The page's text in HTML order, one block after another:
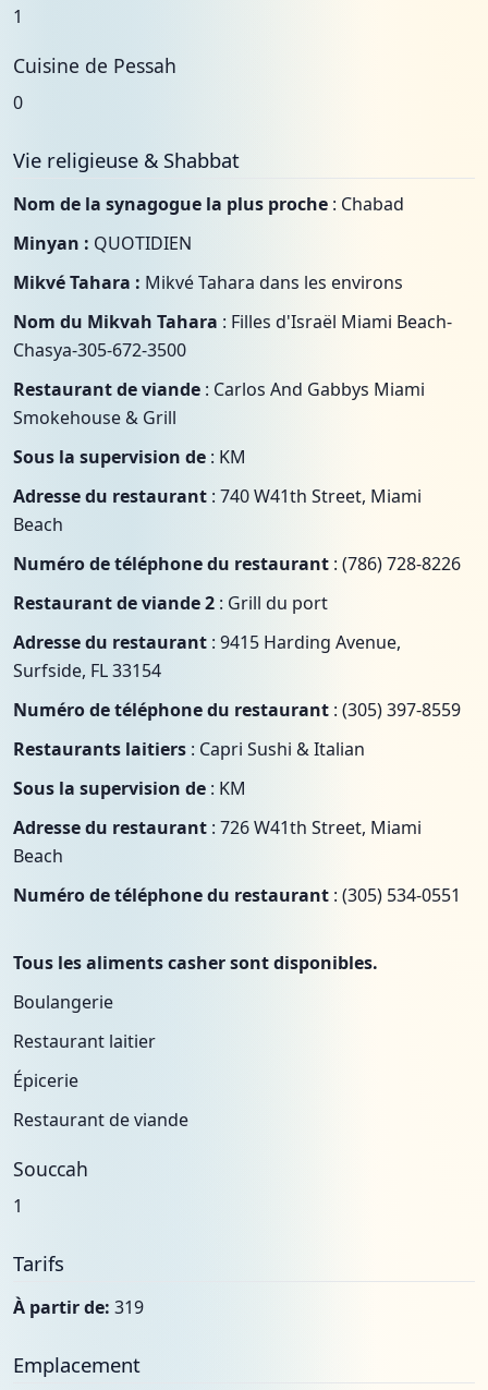
1
Cuisine de Pessah
0
Vie religieuse & Shabbat
Nom de la synagogue la plus proche : Chabad
Minyan : QUOTIDIEN
Mikvé Tahara : Mikvé Tahara dans les environs
Nom du Mikvah Tahara : Filles d'Israël Miami Beach-
Chasya-305-672-3500
Restaurant de viande : Carlos And Gabbys Miami
Smokehouse & Grill
Sous la supervision de : KM
Adresse du restaurant : 740 W41th Street, Miami
Beach
Numéro de téléphone du restaurant : (786) 728-8226
Restaurant de viande 2 : Grill du port
Adresse du restaurant : 9415 Harding Avenue,
Surfside, FL 33154
Numéro de téléphone du restaurant : (305) 397-8559
Restaurants laitiers : Capri Sushi & Italian
Sous la supervision de : KM
Adresse du restaurant : 726 W41th Street, Miami
Beach
Numéro de téléphone du restaurant : (305) 534-0551
Tous les aliments casher sont disponibles.
Boulangerie
Restaurant laitier
Épicerie
Restaurant de viande
Souccah
1
Tarifs
À partir de: 319
Emplacement